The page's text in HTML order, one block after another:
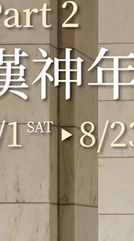
德國麥森瓷器
克、洛可可、
萬餘種寶石釉
的夢幻典藏。
捷克摩瑟水晶
譽。作品從古
的詠歎調！
西班牙松鶴
3至5年時間
公認最頂級